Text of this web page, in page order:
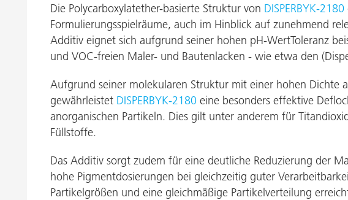
Die Polycarboxylatether-basierte Struktur von DISPERBYK-2180
Formulierungsspielräume, auch im Hinblick auf zunehmend
Additiv eignet sich aufgrund seiner hohen pH-WertToleranz
und VOC-freien Maler- und Bautenlacken - wie etwa den
Aufgrund seiner molekularen Struktur mit einer hohen Dichte
gewährleistet DISPERBYK-2180 eine besonders effektive
anorganischen Partikeln. Dies gilt unter anderem für
Füllstoffe.
Das Additiv sorgt zudem für eine deutliche Reduzierung der
hohe Pigmentdosierungen bei gleichzeitig guter
Partikelgrößen und eine gleichmäßige Partikelverteilung